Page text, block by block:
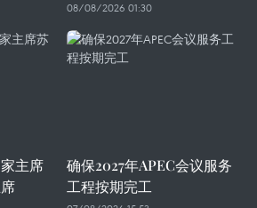
08/08/2026 01:30
主席
确保2027年APEC会议服务
工程按期完工